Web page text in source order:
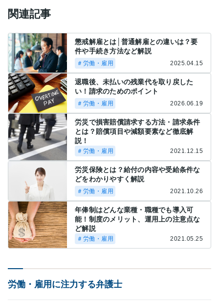
関連記事
懲戒解雇とは│普通解雇との違いは？要
件や手続き方法など解説
＃労働・雇用 2025.04.15
退職後、未払いの残業代を取り戻した
い！請求のためのポイント
＃労働・雇用 2026.06.19
労災で損害賠償請求する方法・請求条件
とは？賠償項目や減額要素など徹底解
説！
＃労働・雇用 2021.12.15
労災保険とは？給付の内容や受給条件な
どをわかりやすく解説
＃労働・雇用 2021.10.26
年俸制はどんな業種・職種でも導入可
能！制度のメリット、運用上の注意点な
ど解説
＃労働・雇用 2021.05.25
労働・雇用に注力する弁護士